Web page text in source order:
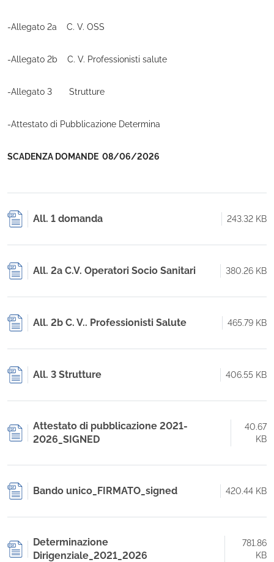
-Allegato 2a C. V. OSS
-Allegato 2b C. V. Professionisti salute
-Allegato 3 Strutture
-Attestato di Pubblicazione Determina
SCADENZA DOMANDE 08/06/2026
All. 1 domanda 243.32 KB
All. 2a C.V. Operatori Socio Sanitari 380.26 KB
All. 2b C. V.. Professionisti Salute 465.79 KB
All. 3 Strutture 406.55 KB
Attestato di pubblicazione 2021-
2026_SIGNED
40.67
KB
Bando unico_FIRMATO_signed 420.44 KB
Determinazione
Dirigenziale_2021_2026
781.86
KB